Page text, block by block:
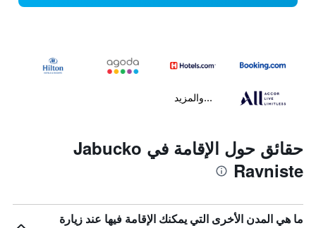
...والمزيد
حقائق حول الإقامة في Jabucko
Ravniste
ما هي المدن الأخرى التي يمكنك الإقامة فيها عند زيارة